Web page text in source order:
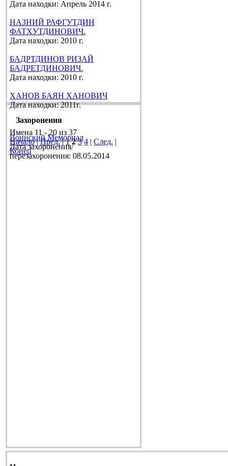
Дата находки: Апрель 2014 г.
НАЗНИЙ РАФГУТДИН
ФАТХУТДИНОВИЧ.
Дата находки: 2010 г.
БАДРТДИНОВ РИЗАЙ
БАДРЕТДИНОВИЧ.
Дата находки: 2010 г.
ХАНОВ БАЯН ХАНОВИЧ
Дата находки: 2011г.
Имена 11 - 20 из 37
Начало|Пред.|1 2 3 4 | След. |
Конец
Захоронения
Воинский Мемориал
Дата захоронения/
перезахоронения: 08.05.2014